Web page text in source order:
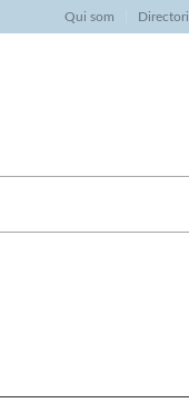
Qui som Directori